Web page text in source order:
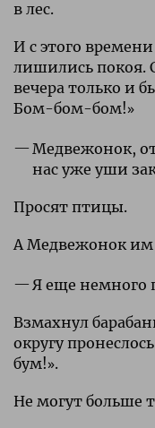
в лес.
И с этого
лишились покоя.
вечера только и
Бом-бом-бом!»
Медвежонок,
нас уже уши
Просят птицы.
А Медвежонок им
Я еще немного
Взмахнул
округу
бум!».
Не могут больше